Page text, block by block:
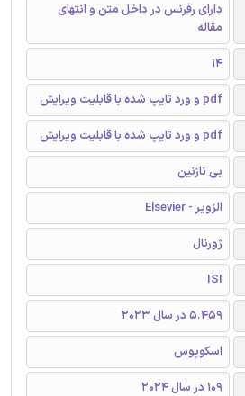
دارای رفرنس در داخل متن و انتهای
مقاله
14
pdf و ورد تایپ شده با قابلیت ویرایش
pdf و ورد تایپ شده با قابلیت ویرایش
بی نازنین
الزویر - Elsevier
ژورنال
ISI
5.459 در سال 2023
اسکوپوس
109 در سال 2024